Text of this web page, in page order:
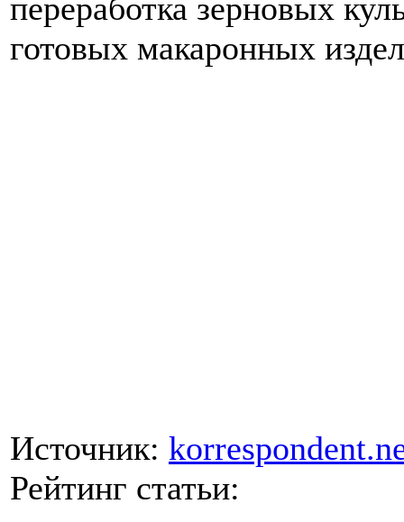
переработка зерновых
готовых макаронных
Источник:
Рейтинг статьи: